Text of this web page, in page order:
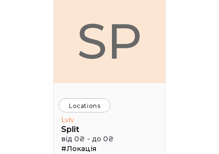
SP
Locations
Lviv
Split
від 0₴ - до 0₴
#Локація